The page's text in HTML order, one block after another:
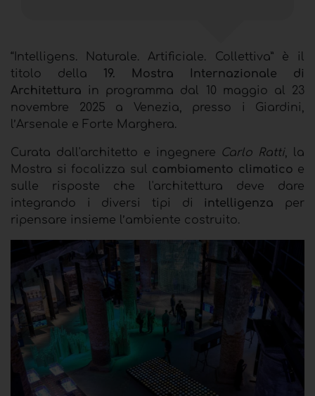
“Intelligens. Naturale. Artificiale. Collettiva” è il
titolo della 19. Mostra Internazionale di
Architettura in programma dal 10 maggio al 23
novembre 2025 a Venezia, presso i Giardini,
l’Arsenale e Forte Marghera.
Curata dall'architetto e ingegnere Carlo Ratti, la
Mostra si focalizza sul cambiamento climatico e
sulle risposte che l'architettura deve dare
integrando i diversi tipi di intelligenza per
ripensare insieme l’ambiente costruito.